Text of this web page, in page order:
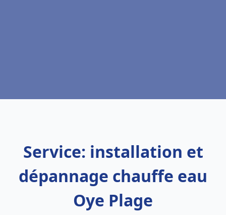
Service: installation et
dépannage chauffe eau
Oye Plage